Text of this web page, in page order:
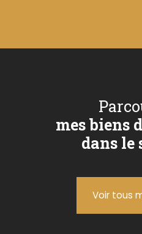
mes biens
dans le
Voir tous